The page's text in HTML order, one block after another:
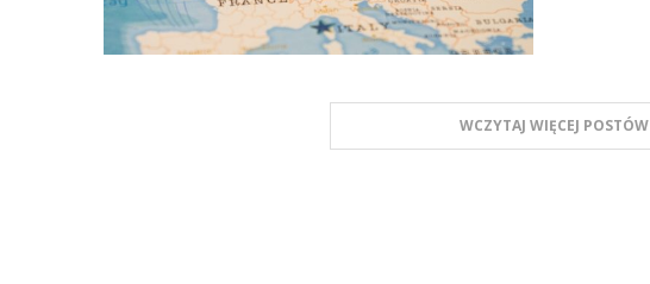
WCZYTAJ WIĘCEJ POSTÓW